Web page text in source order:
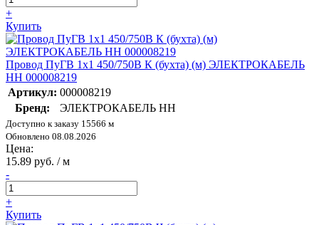
+
Купить
Провод ПуГВ 1х1 450/750В К (бухта) (м) ЭЛЕКТРОКАБЕЛЬ
НН 000008219
Артикул: 000008219
Бренд:
ЭЛЕКТРОКАБЕЛЬ НН
Доступно к заказу 15566 м
Обновлено 08.08.2026
Цена:
15.89 руб. / м
-
+
Купить